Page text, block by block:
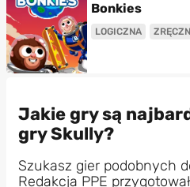
Bonkies
LOGICZNA
Jakie gry są
gry Skully?
Szukasz gier podobnych
Redakcja PPE